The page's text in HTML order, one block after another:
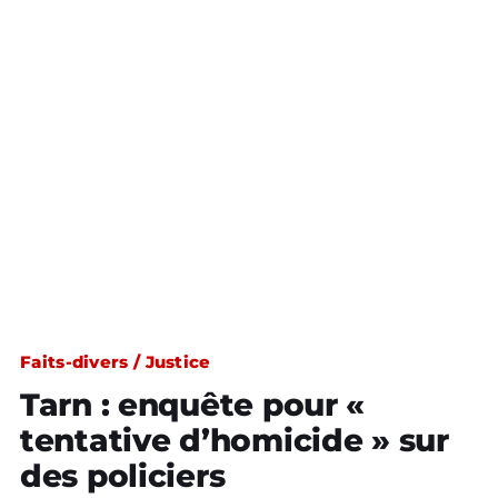
Faits-divers / Justice
Tarn : enquête pour «
tentative d’homicide » sur
des policiers